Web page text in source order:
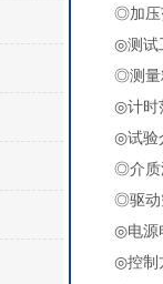
◎加压
◎测试
◎测量
◎计时
◎试验
◎介质
◎驱动
◎电源
◎控制